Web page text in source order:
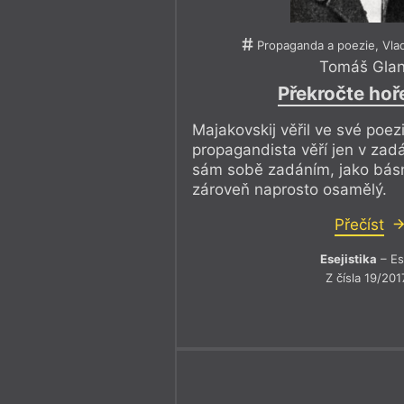
jeho poezii narýsoval právě Tomáš
„Propaganda je
miluje ideu, jejich
a efektivní.
zosobňuje lásku
která z hlediska
invalidní. U
drásavá a
ať mluví o Lilje Brik,
Propaganda a poezie,
Tomáš
Překročte
Majakovskij věřil ve své
propagandista věří jen v
sám sobě zadáním, jako
zároveň naprosto osamělý.
Přečíst
Esejistika –
Z čísla 19/